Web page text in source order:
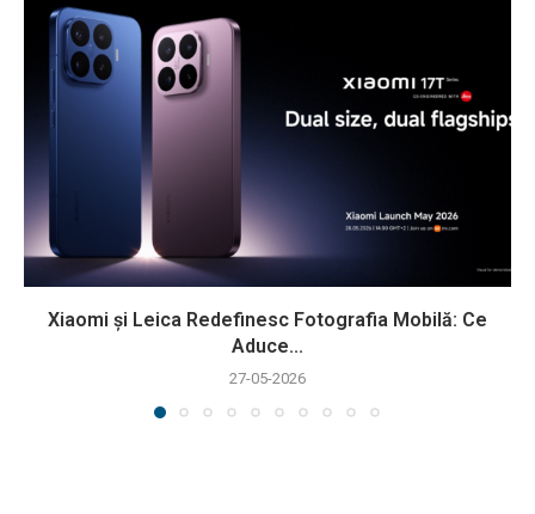
Xiaomi și Leica Redefinesc Fotografia Mobilă: Ce
Aduce...
27-05-2026